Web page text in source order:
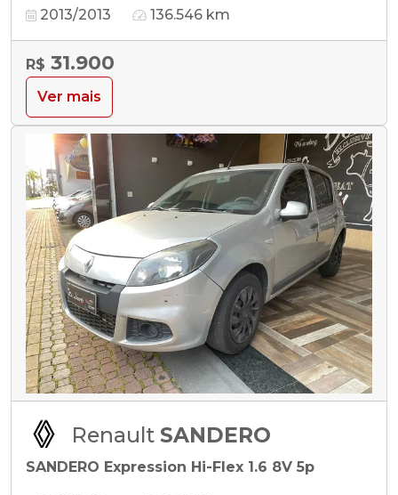
2013/2013 136.546 km
R$ 31.900
Ver mais
Renault SANDERO
SANDERO Expression Hi-Flex 1.6 8V 5p